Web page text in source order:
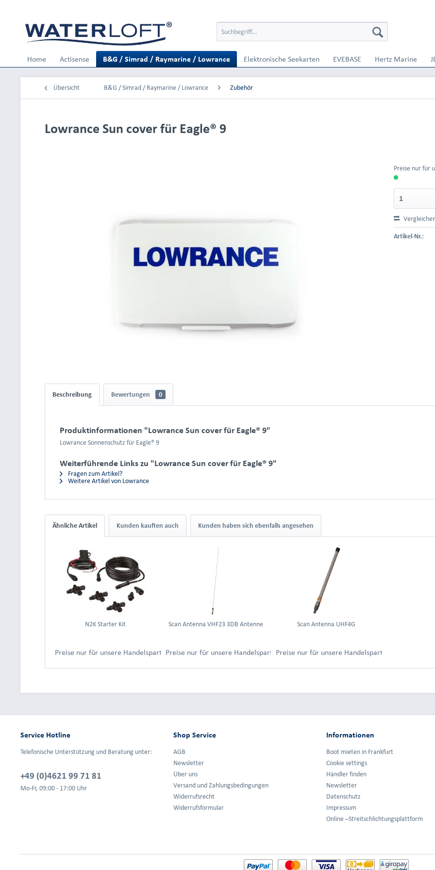
Home Actisense B&G / Simrad / Raymarine / Lowrance Elektronische Seekarten EVEBASE Hertz Marine
Übersicht B&G / Simrad / Raymarine / Lowrance Zubehör
Lowrance Sun cover für Eagle® 9
Preise nur für
Artikel-Nr.:
Beschreibung Bewertungen 0
Produktinformationen "Lowrance Sun cover für Eagle® 9"
Lowrance Sonnenschutz für Eagle® 9
Weiterführende Links zu "Lowrance Sun cover für Eagle® 9"
Fragen zum Artikel?
Weitere Artikel von Lowrance
Ähnliche Artikel Kunden kauften auch Kunden haben sich ebenfalls angesehen
N2K Starter Kit
Preise nur für unsere Handelspartner nach Anmeldung.
Scan Antenna VHF23 3DB Antenne
Preise nur für unsere Handelspartner nach Anmeldung.
Scan Antenna UHF4G
Preise nur für unsere Handelspartner nach
Service Hotline
Telefonische Unterstützung und Beratung unter:
+49 (0)4621 99 71 81
Mo-Fr, 09:00 - 17:00 Uhr
Shop Service
AGB
Newsletter
Über uns
Versand und Zahlungsbedingungen
Widerrufsrecht
Widerrufsformular
Informationen
Boot mieten in Frankfurt
Cookie settings
Händler finden
Newsletter
Datenschutz
Impressum
Online –Streitschlichtungsplattform